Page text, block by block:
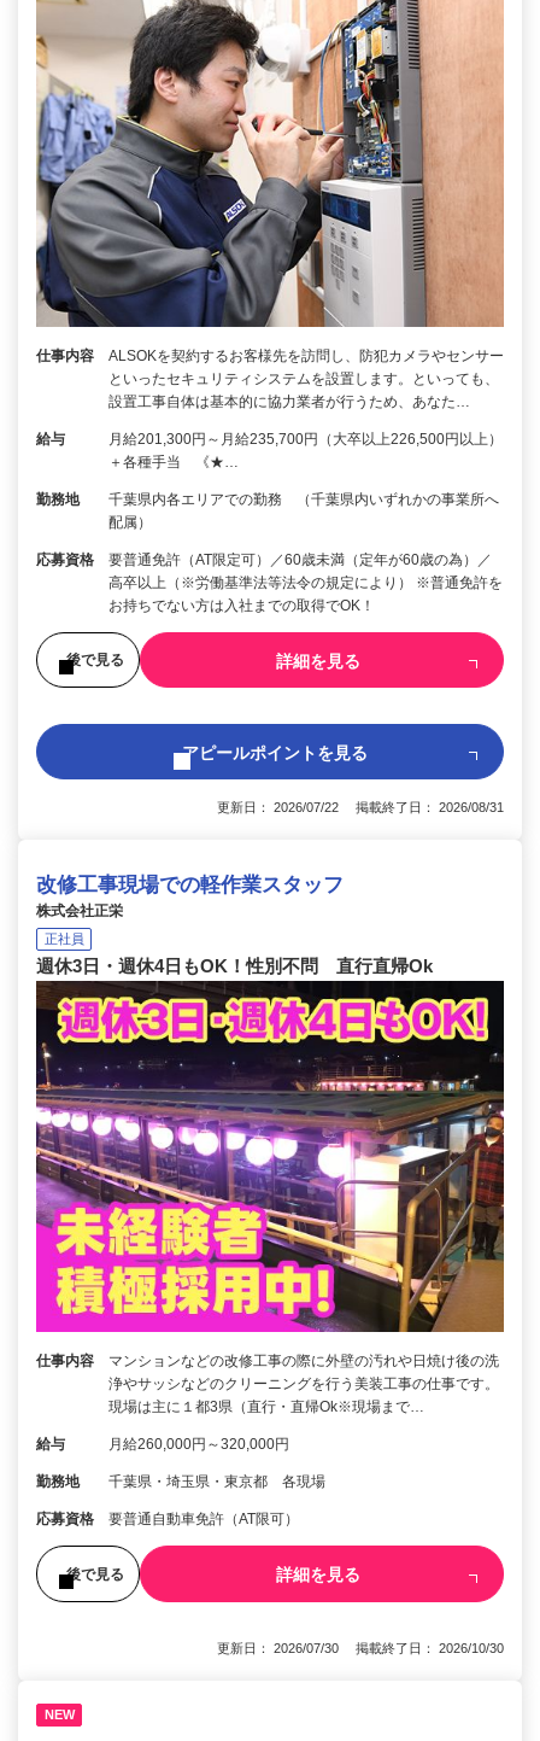
仕事内容
ALSOKを契約するお客様先を訪問し、防犯カメラやセンサー
といったセキュリティシステムを設置します。といっても、
設置工事自体は基本的に協力業者が行うため、あなた…
給与
月給201,300円～月給235,700円（大卒以上226,500円以上）
＋各種手当 《★…
勤務地
千葉県内各エリアでの勤務 （千葉県内いずれかの事業所へ
配属）
応募資格
要普通免許（AT限定可）／60歳未満（定年が60歳の為）／
高卒以上（※労働基準法等法令の規定により） ※普通免許を
お持ちでない方は入社までの取得でOK！
後で見る 詳細を見る
アピールポイントを見る
更新日： 2026/07/22 掲載終了日： 2026/08/31
改修工事現場での軽作業スタッフ
株式会社正栄
正社員
週休3日・週休4日もOK！性別不問 直行直帰Ok
仕事内容
マンションなどの改修工事の際に外壁の汚れや日焼け後の洗
浄やサッシなどのクリーニングを行う美装工事の仕事です。
現場は主に１都3県（直行・直帰Ok※現場まで…
給与 月給260,000円～320,000円
勤務地 千葉県・埼玉県・東京都 各現場
応募資格 要普通自動車免許（AT限可）
後で見る 詳細を見る
更新日： 2026/07/30 掲載終了日： 2026/10/30
NEW